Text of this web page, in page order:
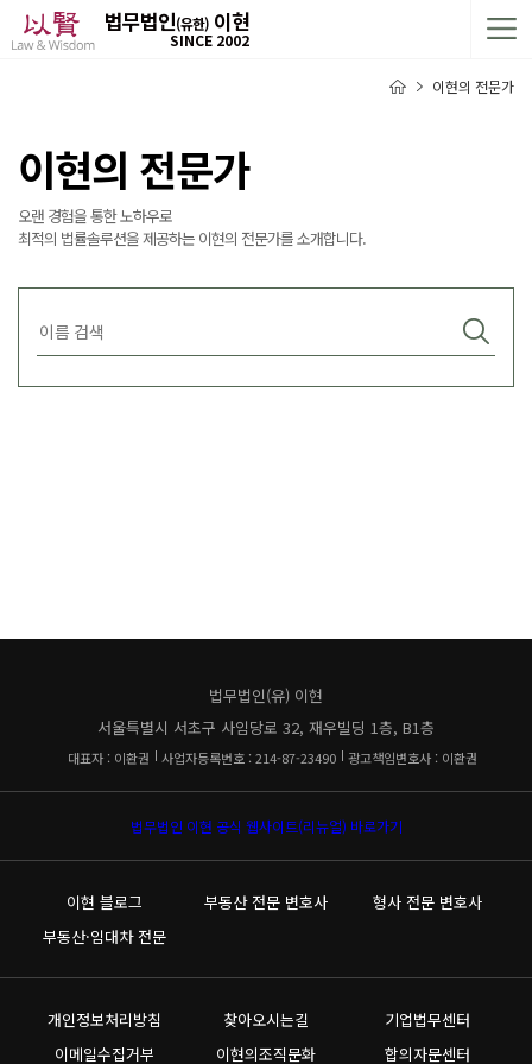
법무법인(유한) 이현
SINCE 2002
이현의 전문가
이현의 전문가
오랜 경험을 통한 노하우로
최적의 법률솔루션을 제공하는 이현의 전문가를 소개합니다.
법무법인(유) 이현
서울특별시 서초구 사임당로 32, 재우빌딩 1층, B1층
대표자 : 이환권 사업자등록번호 : 214-87-23490 광고책임변호사 : 이환권
법무법인 이현 공식 웹사이트(리뉴얼) 바로가기
이현 블로그 부동산 전문 변호사
형사 전문 변호사
부동산·임대차 전문
개인정보처리방침 찾아오시는길
기업법무센터
이메일수집거부
이현의조직문화 합의자문센터